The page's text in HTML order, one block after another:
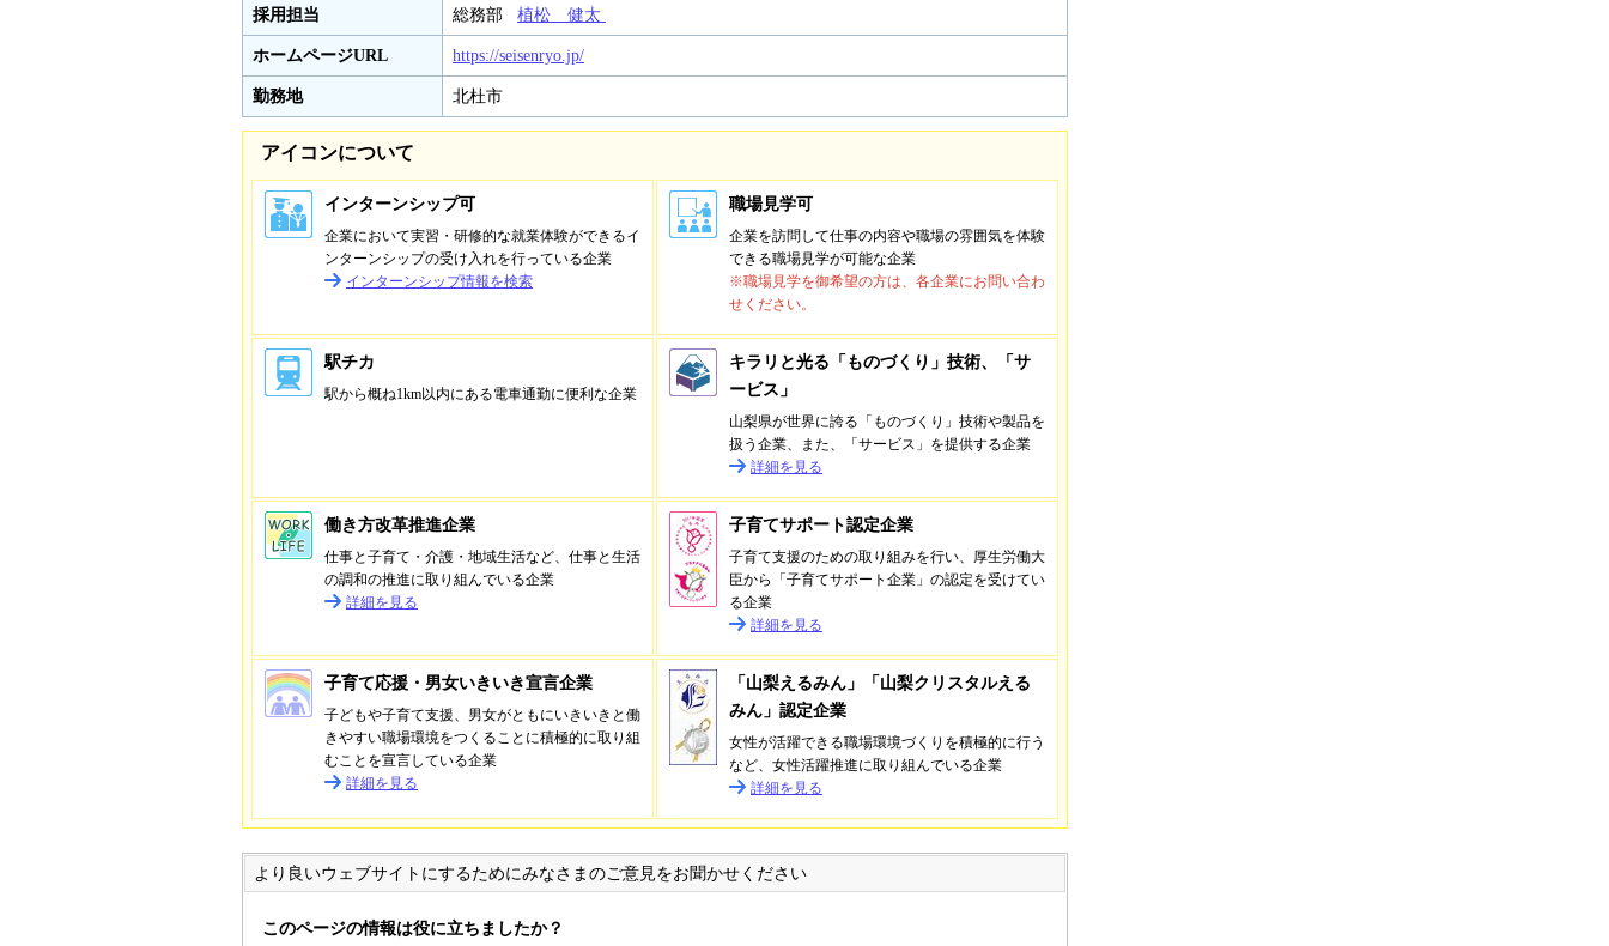
採用担当 総務部 植松 健太
ホームページURL https://seisenryo.jp/
勤務地 北杜市
アイコンについて
インターンシップ可
企業において実習・研修的な就業体験ができるイ
ンターンシップの受け入れを行っている企業
インターンシップ情報を検索
職場見学可
企業を訪問して仕事の内容や職場の雰囲気を体験
できる職場見学が可能な企業
※職場見学を御希望の方は、各企業にお問い合わ
せください。
駅チカ
駅から概ね1km以内にある電車通勤に便利な企業
キラリと光る「ものづくり」技術、「サ
ービス」
山梨県が世界に誇る「ものづくり」技術や製品を
扱う企業、また、「サービス」を提供する企業
詳細を見る
働き方改革推進企業
仕事と子育て・介護・地域生活など、仕事と生活
の調和の推進に取り組んでいる企業
詳細を見る
子育てサポート認定企業
子育て支援のための取り組みを行い、厚生労働大
臣から「子育てサポート企業」の認定を受けてい
る企業
詳細を見る
子育て応援・男女いきいき宣言企業
子どもや子育て支援、男女がともにいきいきと働
きやすい職場環境をつくることに積極的に取り組
むことを宣言している企業
詳細を見る
「山梨えるみん」「山梨クリスタルえる
みん」認定企業
女性が活躍できる職場環境づくりを積極的に行う
など、女性活躍推進に取り組んでいる企業
詳細を見る
より良いウェブサイトにするためにみなさまのご意見をお聞かせください
このページの情報は役に立ちましたか？